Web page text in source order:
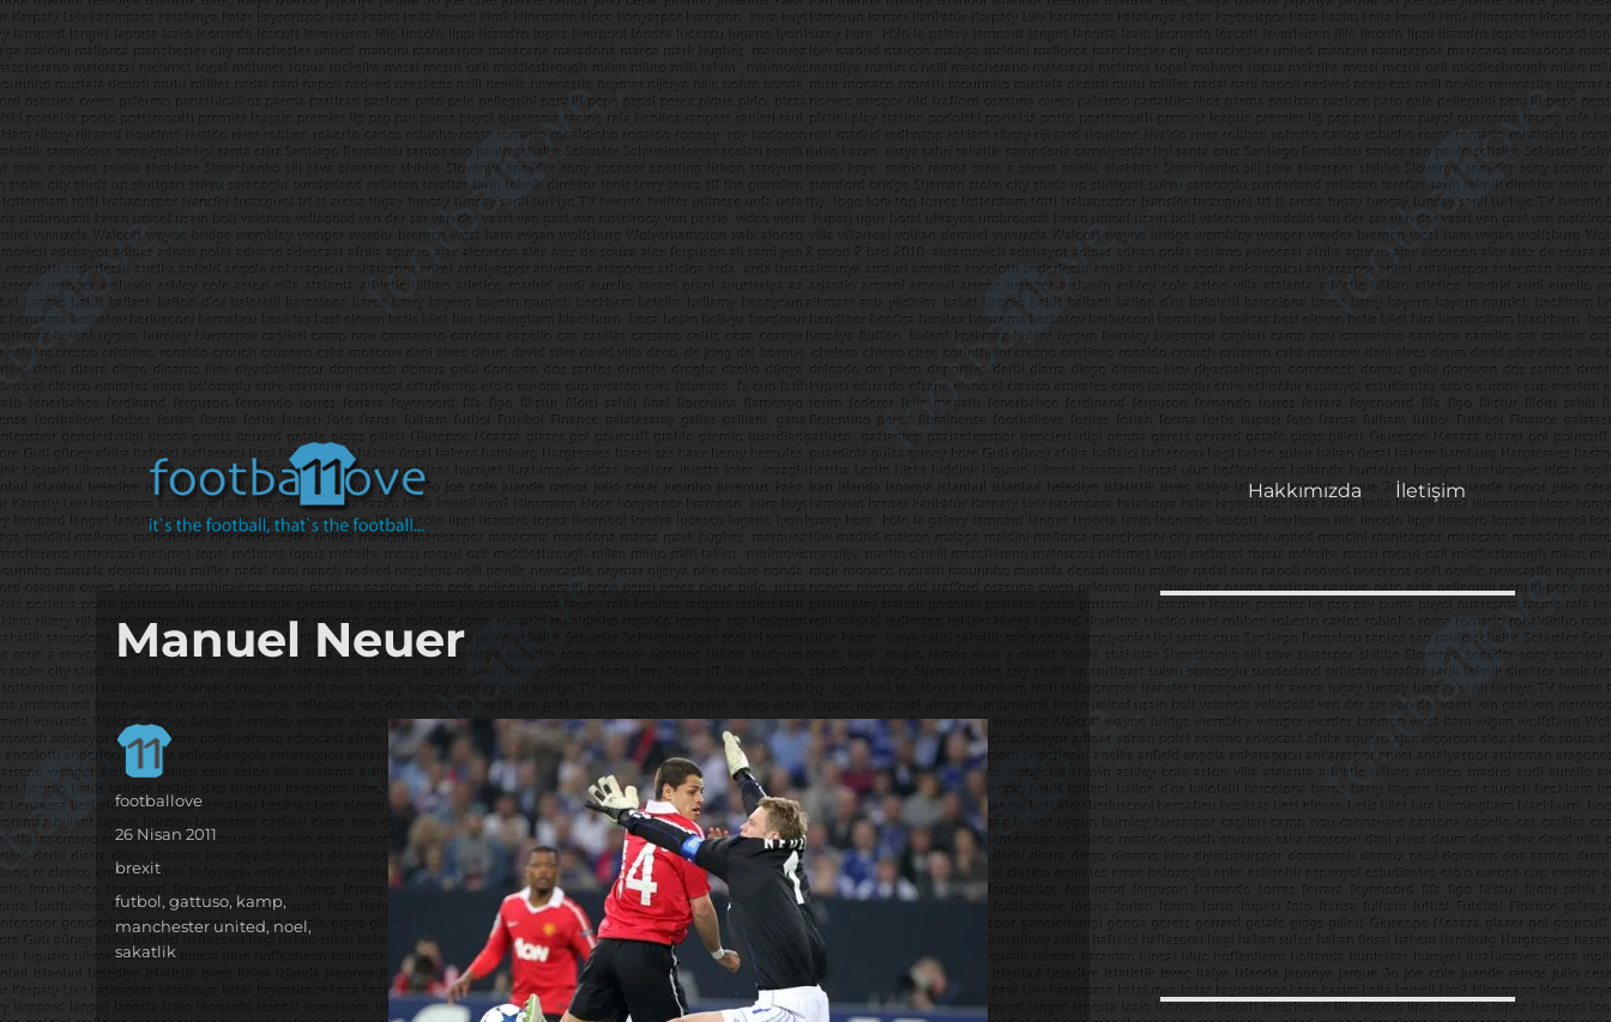
footbaLLove
it's the football, that's the football…
Hakkımızda İletişim
Manuel Neuer
Yazar
footballove
Yayın
tarihi
26 Nisan 2011
Kategoriler
brexit
Etiketler
futbol,gattuso, kamp,
manchester united, noel,
sakatlik